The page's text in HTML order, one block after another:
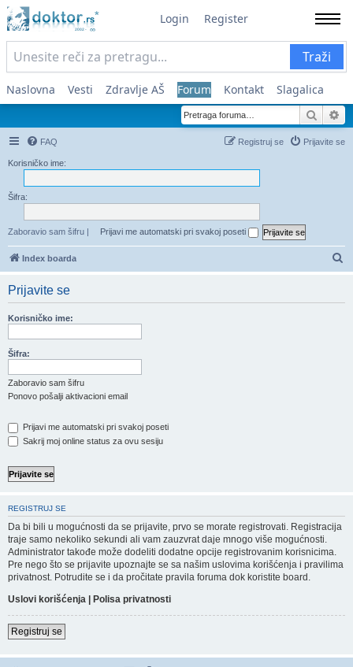
Login Register
Traži
Naslovna Vesti Zdravlje AŠ Forum Kontakt Slagalica
FAQ Prijavite se
Registruj se
Korisničko ime:
Šifra:
Zaboravio sam šifru | Prijavi me automatski pri svakoj poseti
Index boarda
Prijavite se
Korisničko ime:
Šifra:
Zaboravio sam šifru
Ponovo pošalji aktivacioni email
Prijavi me automatski pri svakoj poseti
Sakrij moj online status za ovu sesiju
REGISTRUJ SE
Da bi bili u mogućnosti da se prijavite, prvo se morate registrovati. Registracija
traje samo nekoliko sekundi ali vam zauzvrat daje mnogo više mogućnosti.
Administrator takođe može dodeliti dodatne opcije registrovanim korisnicima.
Pre nego što se prijavite upoznajte se sa našim uslovima korišćenja i pravilima
privatnost. Potrudite se i da pročitate pravila foruma dok koristite board.
Uslovi korišćenja
Polisa privatnosti
Registruj se